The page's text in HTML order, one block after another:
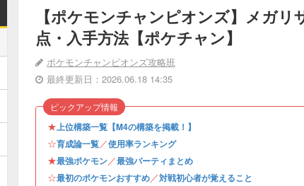
【ポケモンチャンピオンズ】メガ
点・入手方法【ポケチャン】
ポケモンチャンピオンズ攻略班
最終更新日：2026.06.18 14:35
★上位構築一覧【M4の構築を掲載！】
☆育成論一覧／使用率ランキング
★最強ポケモン／最強パーティまとめ
☆最初のポケモンおすすめ／対戦初心者が覚えること
ピックアップ情報